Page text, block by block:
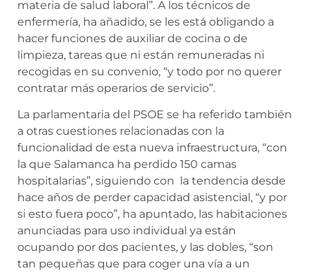
materia de salud laboral”. A los técnicos de
enfermería, ha añadido, se les está obligando a
hacer funciones de auxiliar de cocina o de
limpieza, tareas que ni están remuneradas ni
recogidas en su convenio, “y todo por no querer
contratar más operarios de servicio”.
La parlamentaria del PSOE se ha referido también
a otras cuestiones relacionadas con la
funcionalidad de esta nueva infraestructura, “con
la que Salamanca ha perdido 150 camas
hospitalarias”, siguiendo con la tendencia desde
hace años de perder capacidad asistencial, “y por
si esto fuera poco”, ha apuntado, las habitaciones
anunciadas para uso individual ya están
ocupando por dos pacientes, y las dobles, “son
tan pequeñas que para coger una vía a un